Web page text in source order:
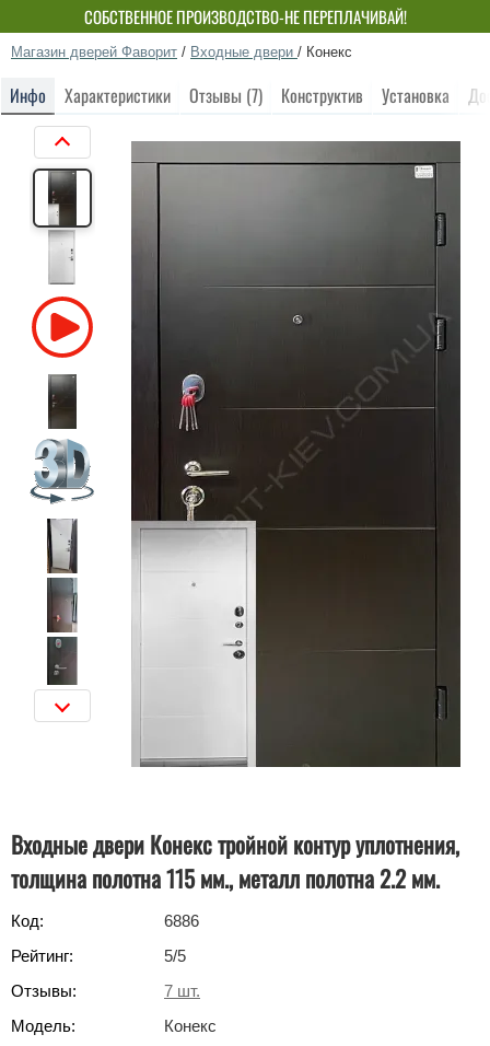
СОБСТВЕННОЕ ПРОИЗВОДСТВО-НЕ ПЕРЕПЛАЧИВАЙ!
Магазин дверей Фаворит / Входные двери / Конекс
Инфо Характеристики Отзывы (7) Конструктив Установка
Входные двери Конекс тройной контур уплотнения,
толщина полотна 115 мм., металл полотна 2.2 мм.
Код:
6886
Рейтинг:
5/5
Отзывы:
7 шт.
Модель:
Конекс